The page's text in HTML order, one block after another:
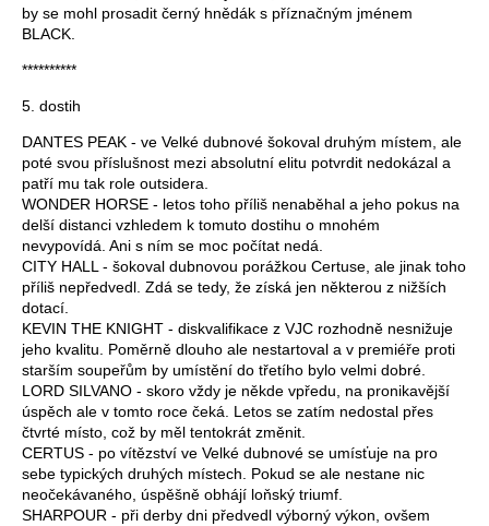
by se mohl prosadit černý hnědák s příznačným jménem
BLACK.
**********
5. dostih
DANTES PEAK - ve Velké dubnové šokoval druhým místem, ale
poté svou příslušnost mezi absolutní elitu potvrdit nedokázal a
patří mu tak role outsidera.
WONDER HORSE - letos toho příliš nenaběhal a jeho pokus na
delší distanci vzhledem k tomuto dostihu o mnohém
nevypovídá. Ani s ním se moc počítat nedá.
CITY HALL - šokoval dubnovou porážkou Certuse, ale jinak toho
příliš nepředvedl. Zdá se tedy, že získá jen některou z nižších
dotací.
KEVIN THE KNIGHT - diskvalifikace z VJC rozhodně nesnižuje
jeho kvalitu. Poměrně dlouho ale nestartoval a v premiéře proti
starším soupeřům by umístění do třetího bylo velmi dobré.
LORD SILVANO - skoro vždy je někde vpředu, na pronikavější
úspěch ale v tomto roce čeká. Letos se zatím nedostal přes
čtvrté místo, což by měl tentokrát změnit.
CERTUS - po vítězství ve Velké dubnové se umísťuje na pro
sebe typických druhých místech. Pokud se ale nestane nic
neočekávaného, úspěšně obhájí loňský triumf.
SHARPOUR - při derby dni předvedl výborný výkon, ovšem